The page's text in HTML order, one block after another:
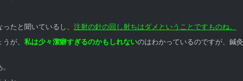
たと聞いているし、 注射の針の回し射ちはダメということですものね。
が、 私は少々潔癖すぎるのかもしれないのはわかっているのですが、鍼灸